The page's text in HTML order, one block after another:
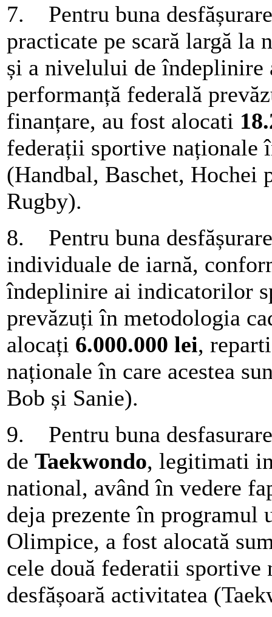
7. Pentru buna
practicate pe scară largă
și a nivelului de
performanță federală
finanțare, au fost alocati
federații sportive naționale
(Handbal, Baschet, Hochei
Rugby).
8. Pentru buna
individuale de iarnă,
îndeplinire ai indicatorilor
prevăzuți în metodologia
alocați 6.000.000 lei,
naționale în care acestea
Bob și Sanie).
9. Pentru buna
de Taekwondo, legitimati
national, având în vedere
deja prezente în
Olimpice, a fost alocată
cele două federatii sportive
desfășoară activitatea